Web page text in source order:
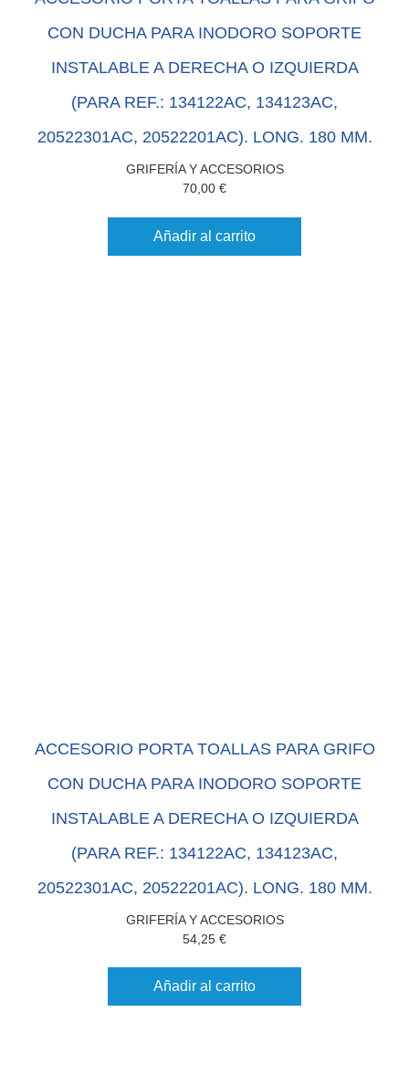
CON DUCHA PARA INODORO SOPORTE
INSTALABLE A DERECHA O IZQUIERDA
(PARA REF.: 134122AC, 134123AC,
20522301AC, 20522201AC). LONG. 180 MM.
GRIFERÍA Y ACCESORIOS
70,00 €
Añadir al carrito
ACCESORIO PORTA TOALLAS PARA GRIFO
CON DUCHA PARA INODORO SOPORTE
INSTALABLE A DERECHA O IZQUIERDA
(PARA REF.: 134122AC, 134123AC,
20522301AC, 20522201AC). LONG. 180 MM.
GRIFERÍA Y ACCESORIOS
54,25 €
Añadir al carrito